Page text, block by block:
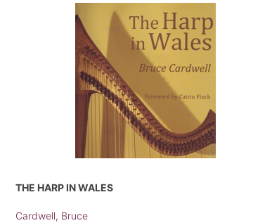
THE HARP IN WALES
Cardwell, Bruce